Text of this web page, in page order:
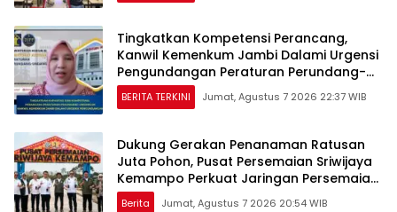
Tingkatkan Kompetensi Perancang,
Kanwil Kemenkum Jambi Dalami Urgensi
Pengundangan Peraturan Perundang-
undangan
BERITA TERKINI Jumat, Agustus 7 2026 22:37 WIB
Dukung Gerakan Penanaman Ratusan
Juta Pohon, Pusat Persemaian Sriwijaya
Kemampo Perkuat Jaringan Persemaian
Nasional*
Berita Jumat, Agustus 7 2026 20:54 WIB